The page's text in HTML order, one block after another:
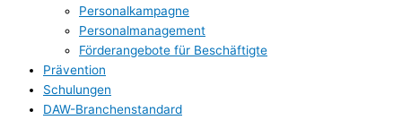
Personalkampagne
Personalmanagement
Förderangebote für Beschäftigte
Prävention
Schulungen
DAW-Branchenstandard